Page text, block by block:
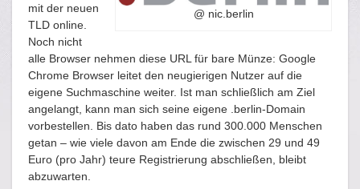
@ nic.berlin
mit der neuen
TLD online.
Noch nicht
alle Browser nehmen diese URL für bare Münze: Google
Chrome Browser leitet den neugierigen Nutzer auf die
eigene Suchmaschine weiter. Ist man schließlich am Ziel
angelangt, kann man sich seine eigene .berlin-Domain
vorbestellen. Bis dato haben das rund 300.000 Menschen
getan – wie viele davon am Ende die zwischen 29 und 49
Euro (pro Jahr) teure Registrierung abschließen, bleibt
abzuwarten.